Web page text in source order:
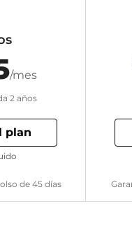
/mes
2 años
plan
de 45 días